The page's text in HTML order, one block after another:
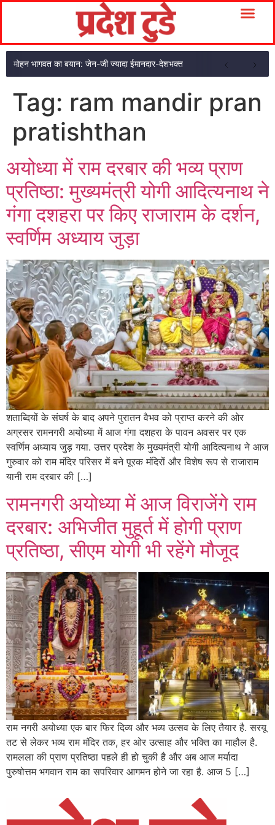
मोहन भागवत का बयान: जेन-जी ज्यादा ईमानदार-देशभक्त
Tag: ram mandir pran
pratishthan
अयोध्या में राम दरबार की भव्य प्राण
प्रतिष्ठा: मुख्यमंत्री योगी आदित्यनाथ ने
गंगा दशहरा पर किए राजाराम के दर्शन,
स्वर्णिम अध्याय जुड़ा
शताब्दियों के संघर्ष के बाद अपने पुरातन वैभव को प्राप्त करने की ओर
अग्रसर रामनगरी अयोध्या में आज गंगा दशहरा के पावन अवसर पर एक
स्वर्णिम अध्याय जुड़ गया. उत्तर प्रदेश के मुख्यमंत्री योगी आदित्यनाथ ने आज
गुरुवार को राम मंदिर परिसर में बने पूरक मंदिरों और विशेष रूप से राजाराम
यानी राम दरबार की […]
रामनगरी अयोध्या में आज विराजेंगे राम
दरबार: अभिजीत मुहूर्त में होगी प्राण
प्रतिष्ठा, सीएम योगी भी रहेंगे मौजूद
राम नगरी अयोध्या एक बार फिर दिव्य और भव्य उत्सव के लिए तैयार है. सरयू
तट से लेकर भव्य राम मंदिर तक, हर ओर उत्साह और भक्ति का माहौल है.
रामलला की प्राण प्रतिष्ठा पहले ही हो चुकी है और अब आज मर्यादा
पुरुषोत्तम भगवान राम का सपरिवार आगमन होने जा रहा है. आज 5 […]